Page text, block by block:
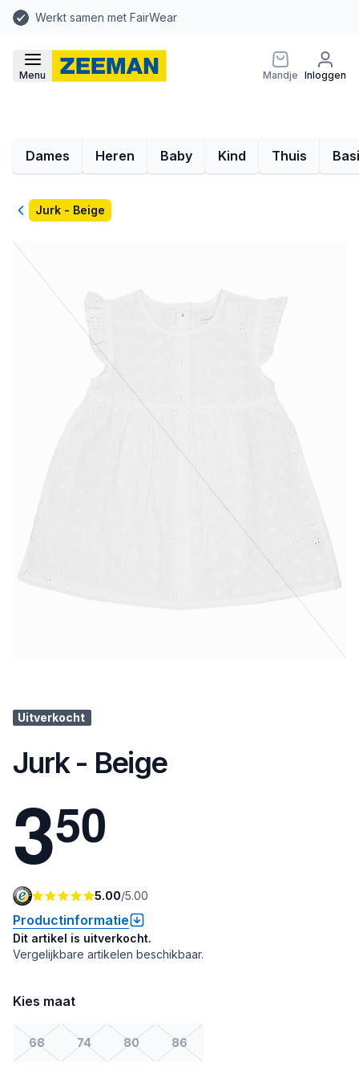
Werkt samen met FairWear
Menu Mandje Inloggen
Dames Heren Baby Kind Thuis
TerugJurk - Beige
Uitverkocht
Jurk - Beige
350
5.00/5.00
Productinformatie
Dit artikel is uitverkocht.
Vergelijkbare artikelen beschikbaar.
Kies maat
68 74 80 86